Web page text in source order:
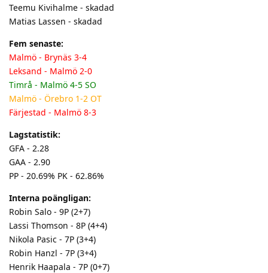
Teemu Kivihalme - skadad
Matias Lassen - skadad
Fem senaste:
Malmö - Brynäs 3-4
Leksand - Malmö 2-0
Timrå - Malmö 4-5 SO
Malmö - Örebro 1-2 OT
Färjestad - Malmö 8-3
Lagstatistik:
GFA - 2.28
GAA - 2.90
PP - 20.69% PK - 62.86%
Interna poängligan:
Robin Salo - 9P (2+7)
Lassi Thomson - 8P (4+4)
Nikola Pasic - 7P (3+4)
Robin Hanzl - 7P (3+4)
Henrik Haapala - 7P (0+7)